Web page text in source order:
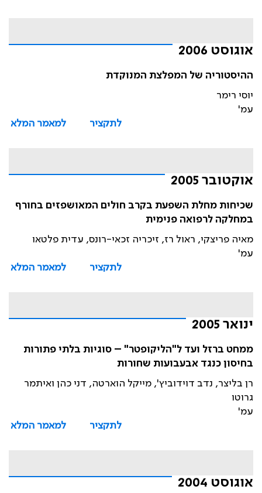
אוגוסט 2006
ההיסטוריה של המפלצת המנוקדת
יוסי רימר
עמ'
לתקציר
למאמר המלא
אוקטובר 2005
שכיחות מחלת השפעת בקרב חולים המאושפזים בחורף
במחלקה לרפואה פנימית
מאיה פריצקי, ראול רז, זיכריה זכאי-רונס, עדית פלטאו
עמ'
לתקציר
למאמר המלא
ינואר 2005
ממחט ברזל ועד ל"הליקופטר" – סוגיות בלתי פתורות
בחיסון כנגד אבעבועות שחורות
רן בליצר, נדב דוידוביץ', מייקל הוארטה, דני כהן ואיתמר
גרוטו
עמ'
לתקציר
למאמר המלא
אוגוסט 2004